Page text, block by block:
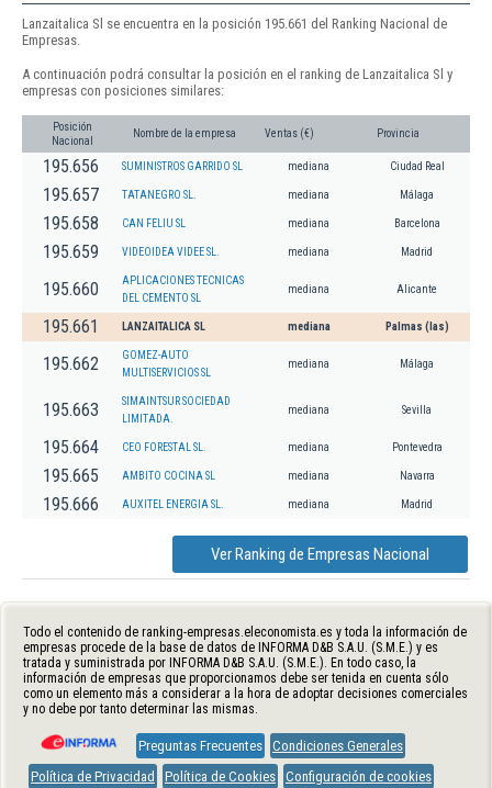
Lanzaitalica Sl se encuentra en la posición 195.661 del Ranking Nacional de
Empresas.
A continuación podrá consultar la posición en el ranking de Lanzaitalica Sl y
empresas con posiciones similares:
Posición
Nacional
Nombre de la empresa Ventas (€) Provincia
195.656 SUMINISTROS GARRIDO SL mediana Ciudad Real
195.657 TATANEGRO SL. mediana Málaga
195.658 CAN FELIU SL mediana Barcelona
195.659 VIDEOIDEA VIDEE SL. mediana Madrid
195.660
APLICACIONES TECNICAS
DEL CEMENTO SL
mediana Alicante
195.661 LANZAITALICA SL mediana Palmas (las)
195.662
GOMEZ-AUTO
MULTISERVICIOS SL
mediana Málaga
195.663
SIMAINTSUR SOCIEDAD
LIMITADA.
mediana Sevilla
195.664 CEO FORESTAL SL. mediana Pontevedra
195.665 AMBITO COCINA SL mediana Navarra
195.666 AUXITEL ENERGIA SL. mediana Madrid
Ver Ranking de Empresas Nacional
Todo el contenido de ranking-empresas.eleconomista.es y toda la información de
empresas procede de la base de datos de INFORMA D&B S.A.U. (S.M.E.) y es
tratada y suministrada por INFORMA D&B S.A.U. (S.M.E.). En todo caso, la
información de empresas que proporcionamos debe ser tenida en cuenta sólo
como un elemento más a considerar a la hora de adoptar decisiones comerciales
y no debe por tanto determinar las mismas.
Preguntas Frecuentes Condiciones Generales
Política de Privacidad
Política de Cookies Configuración de cookies